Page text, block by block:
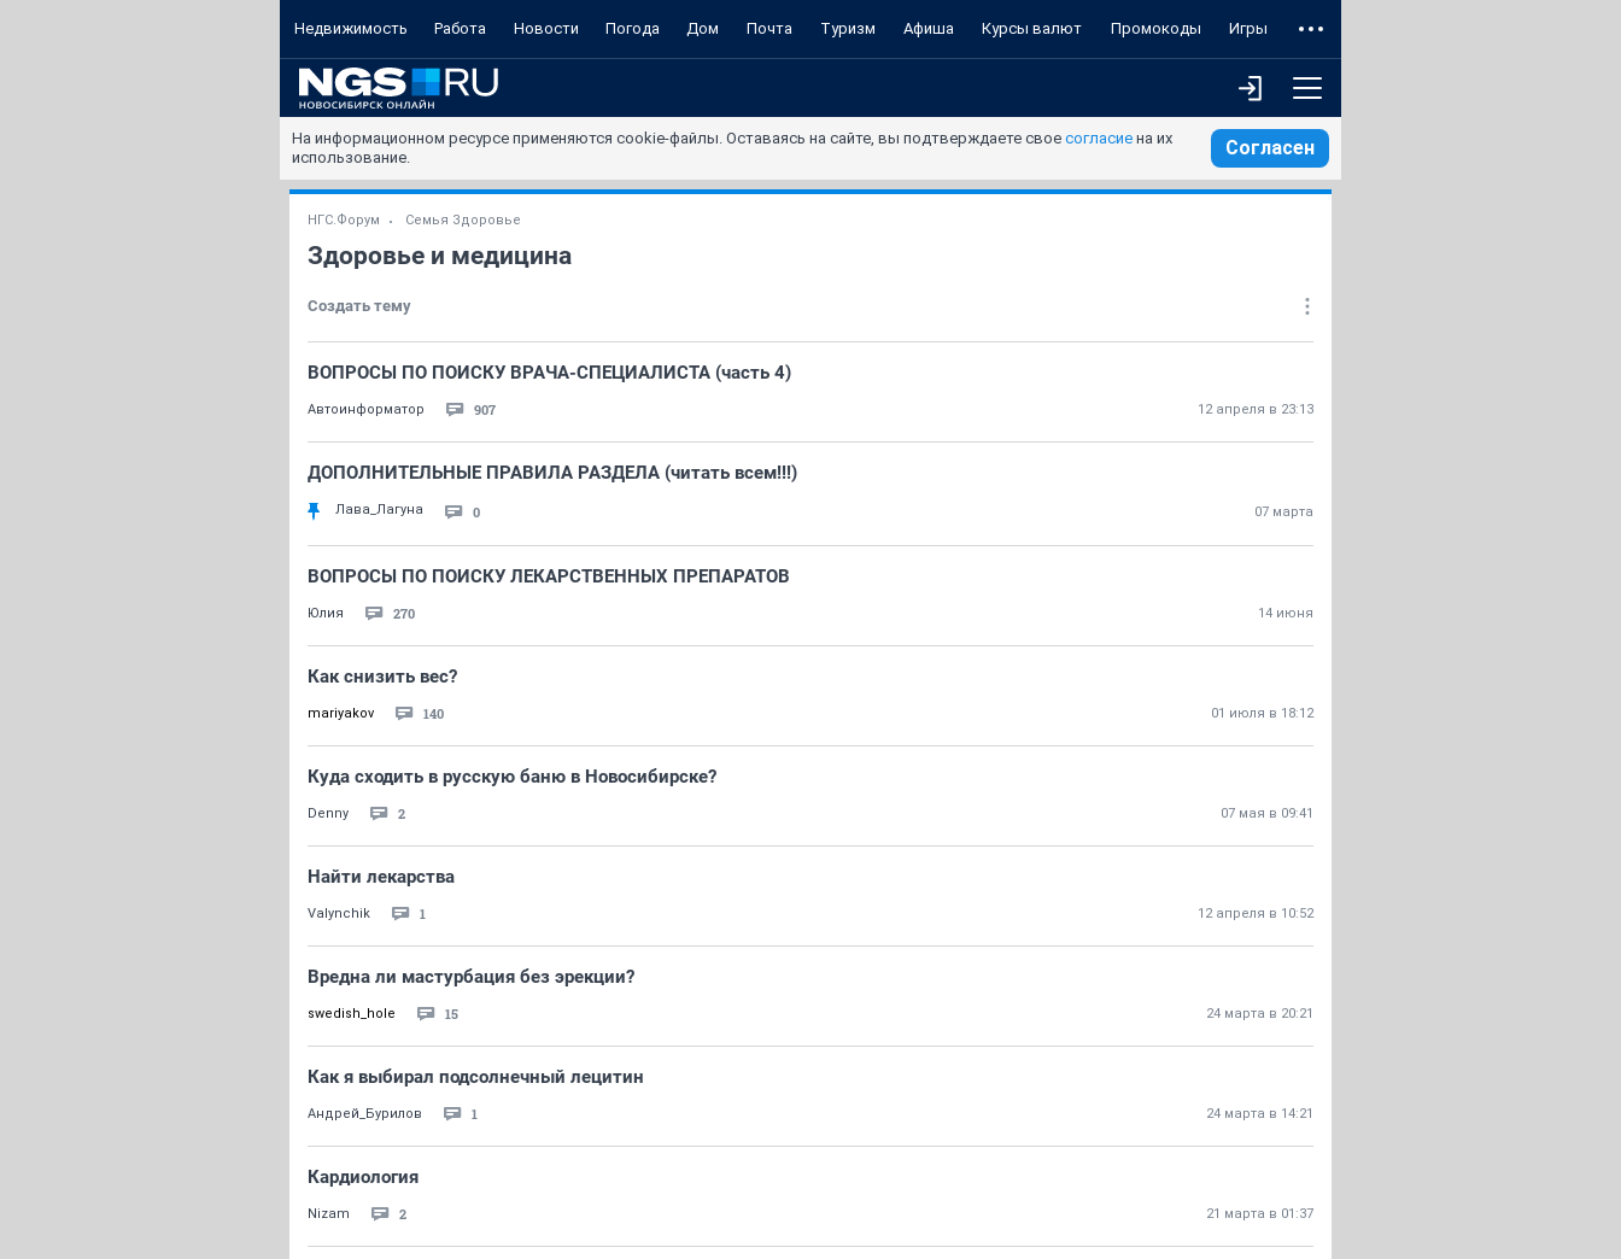
Недвижимость Работа Новости Погода Дом Почта Туризм Афиша Курсы валют Промокоды Игры
На информационном ресурсе применяются cookie-файлы. Оставаясь на сайте, вы подтверждаете свое согласие на их
использование.
Согласен
НГС.Форум Семья Здоровье
Здоровье и медицина
Создать тему
ВОПРОСЫ ПО ПОИСКУ ВРАЧА-СПЕЦИАЛИСТА (часть 4)
Автоинформатор 907 12 апреля в 23:13
ДОПОЛНИТЕЛЬНЫЕ ПРАВИЛА РАЗДЕЛА (читать всем!!!)
Лава_Лагуна 0 07 марта
ВОПРОСЫ ПО ПОИСКУ ЛЕКАРСТВЕННЫХ ПРЕПАРАТОВ
Юлия 270 14 июня
Как снизить вес?
mariyakov 140 01 июля в 18:12
Куда сходить в русскую баню в Новосибирске?
Denny 2 07 мая в 09:41
Найти лекарства
Valynchik 1 12 апреля в 10:52
Вредна ли мастурбация без эрекции?
swedish_hole 15 24 марта в 20:21
Как я выбирал подсолнечный лецитин
Андрей_Бурилов 1 24 марта в 14:21
Кардиология
Nizam 2 21 марта в 01:37